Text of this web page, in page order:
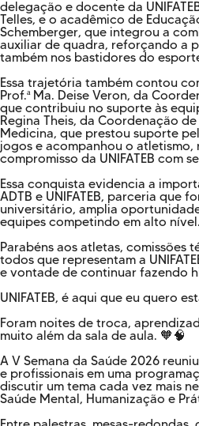
delegação e docente da
Telles, e o acadêmico de
Schemberger, que integrou a
auxiliar de quadra, reforçando a
também nos bastidores do
Essa trajetória também contou
Prof.ª Ma. Deise Veron, da
que contribuiu no suporte às
Regina Theis, da Coordenação
Medicina, que prestou suporte
jogos e acompanhou o
compromisso da UNIFATEB com
Essa conquista evidencia a
ADTB e UNIFATEB, parceria que
universitário, amplia
equipes competindo em alto nível.
Parabéns aos atletas, comissões
todos que representam a
e vontade de continuar fazendo
UNIFATEB, é aqui que eu quero
Foram noites de troca,
muito além da sala de aula. 🧡🧠
A V Semana da Saúde 2026
e profissionais em uma
discutir um tema cada vez mais
Saúde Mental, Humanização e